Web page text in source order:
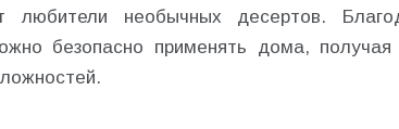
любители необычных десертов.
безопасно применять дома,